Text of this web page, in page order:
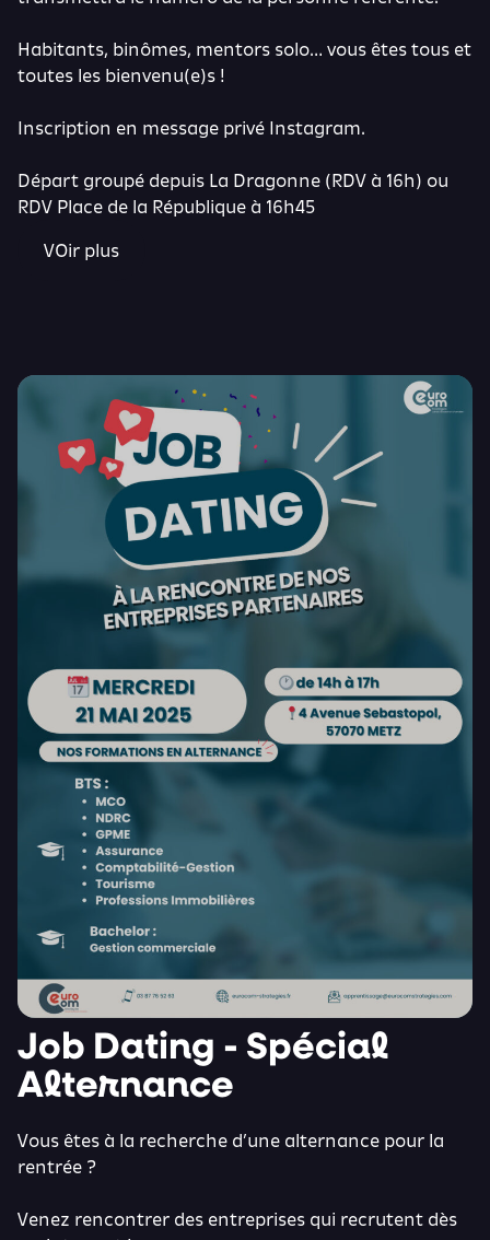
Habitants, binômes, mentors solo… vous êtes tous et
toutes les bienvenu(e)s !
Inscription en message privé Instagram.
Départ groupé depuis La Dragonne (RDV à 16h) ou
RDV Place de la République à 16h45
VOir plus
Job Dating - Spécial
Alternance
Vous êtes à la recherche d’une alternance pour la
rentrée ?
Venez rencontrer des entreprises qui recrutent dès